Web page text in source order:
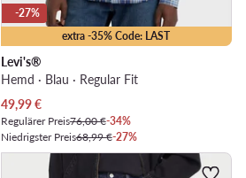
extra -35% Code: LAST
-27%
Levi's®
Hemd · Blau · Regular Fit
Aktueller Preis
49,99€
Regulärer Preis76,00 €-34%
Niedrigster Preis68,99 €-27%